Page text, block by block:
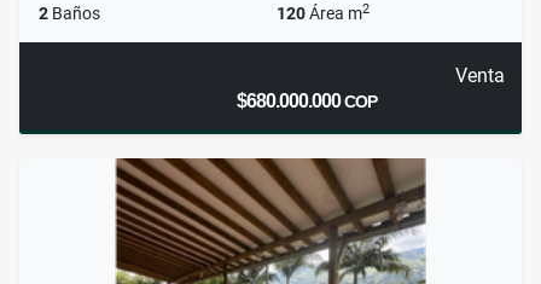
2 Baños 120Área m2
Venta
$680.000.000COP